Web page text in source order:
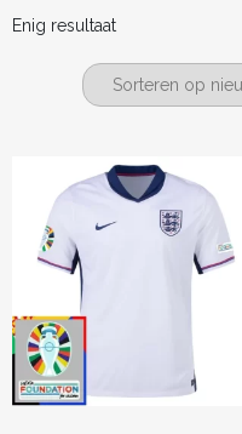
Enig resultaat